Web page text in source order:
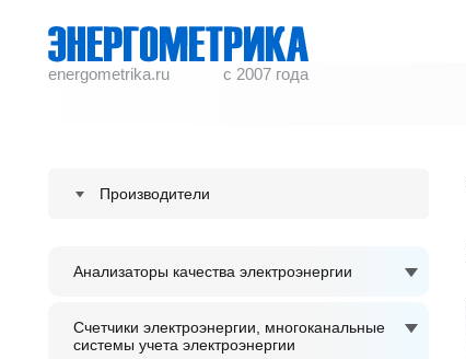
energometrika.ru с 2007 года
Производители
S plus S Regeltechnik GmbH
Анализаторы качества электроэнергии
Счетчики электроэнергии, многоканальные
системы учета электроэнергии